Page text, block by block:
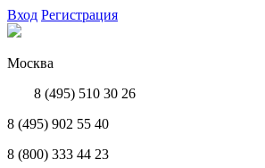
Вход Регистрация
Москва
8 (495) 510 30 26
8 (495) 902 55 40
8 (800) 333 44 23